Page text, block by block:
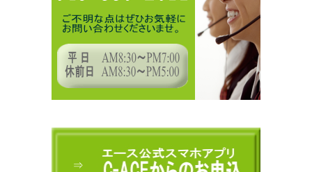
⇒